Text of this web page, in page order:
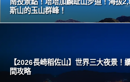
斯山的玉山群峰！
【2026長崎稻佐山】世界三大夜景！
間攻略